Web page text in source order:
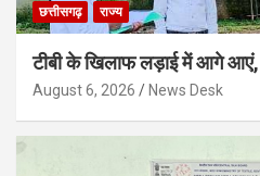
छत्तीसगढ़ राज्य
टीबी के खिलाफ लड़ाई में आगे आएं,
August 6, 2026 News Desk